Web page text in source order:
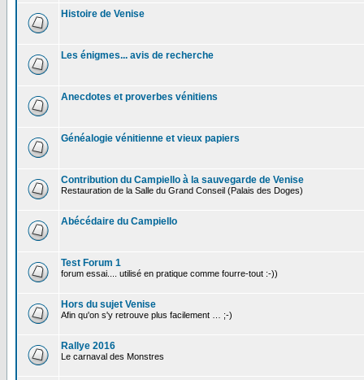
Histoire de Venise
Les énigmes... avis de recherche
Anecdotes et proverbes vénitiens
Généalogie vénitienne et vieux papiers
Contribution du Campiello à la sauvegarde de Venise
Restauration de la Salle du Grand Conseil (Palais des Doges)
Abécédaire du Campiello
Test Forum 1
forum essai.... utilisé en pratique comme fourre-tout :-))
Hors du sujet Venise
Afin qu'on s'y retrouve plus facilement … ;-)
Rallye 2016
Le carnaval des Monstres